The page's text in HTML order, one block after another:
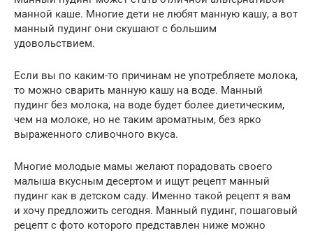
манной каше. Многие дети не любят манную кашу, а вот
манный пудинг они скушают с большим
удовольствием.
Если вы по каким-то причинам не употребляете молока,
то можно сварить манную кашу на воде. Манный
пудинг без молока, на воде будет более диетическим,
чем на молоке, но не таким ароматным, без ярко
выраженного сливочного вкуса.
Многие молодые мамы желают порадовать своего
малыша вкусным десертом и ищут рецепт манный
пудинг как в детском саду. Именно такой рецепт я вам
и хочу предложить сегодня. Манный пудинг, пошаговый
рецепт с фото которого представлен ниже можно